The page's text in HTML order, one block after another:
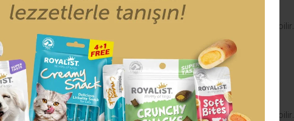
evini daha kolay bulmasına en büyük yardımcı araçtır.
kaybolduğunda size ulaşılabilecek bir telefon numarası yazılabilir.
çatlama ya da ezilme gibi problemlerle karşılaşmazsınız.
evini daha kolay bulmasına en büyük yardımcı araçtır.
kaybolduğunda size ulaşılabilecek bir telefon numarası yazılabilir.